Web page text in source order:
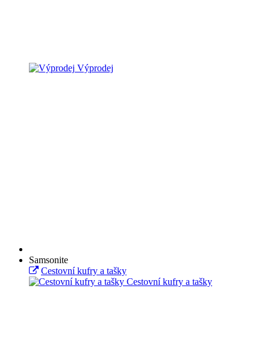
Výprodej
Samsonite
Cestovní kufry a tašky
Cestovní kufry a tašky